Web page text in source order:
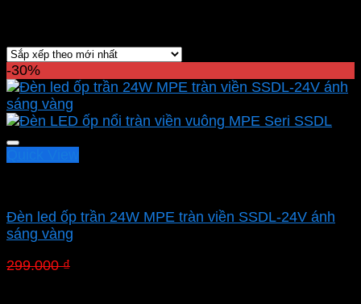
-30%
Đèn led ốp trần 24W MPE tràn viền SSDL-24V ánh
sáng vàng
299.000₫